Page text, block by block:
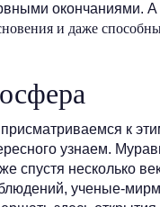
окончаниями. А
и даже
к
узнаем.
спустя несколько
ученые-